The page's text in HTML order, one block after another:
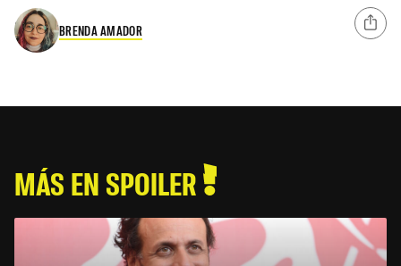
BRENDA AMADOR
MÁS EN SPOILER